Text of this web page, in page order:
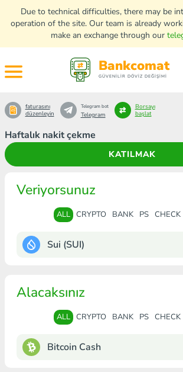
Due to technical difficulties, there may be
operation of the site. Our team is already
make an exchange through our
Bankcomat
GÜVENİLİR DÖVİZ DEĞİŞİMİ
Haftalık nakit çekme
KATILMAK
faturasını
düzenleyin
Telegram bot
Telegram
Borsayı
başlat
Veriyorsunuz
ALL CRYPTO BANK PS CHECK
Sui (SUI)
Alacaksınız
ALL CRYPTO BANK PS CHECK
Bitcoin Cash